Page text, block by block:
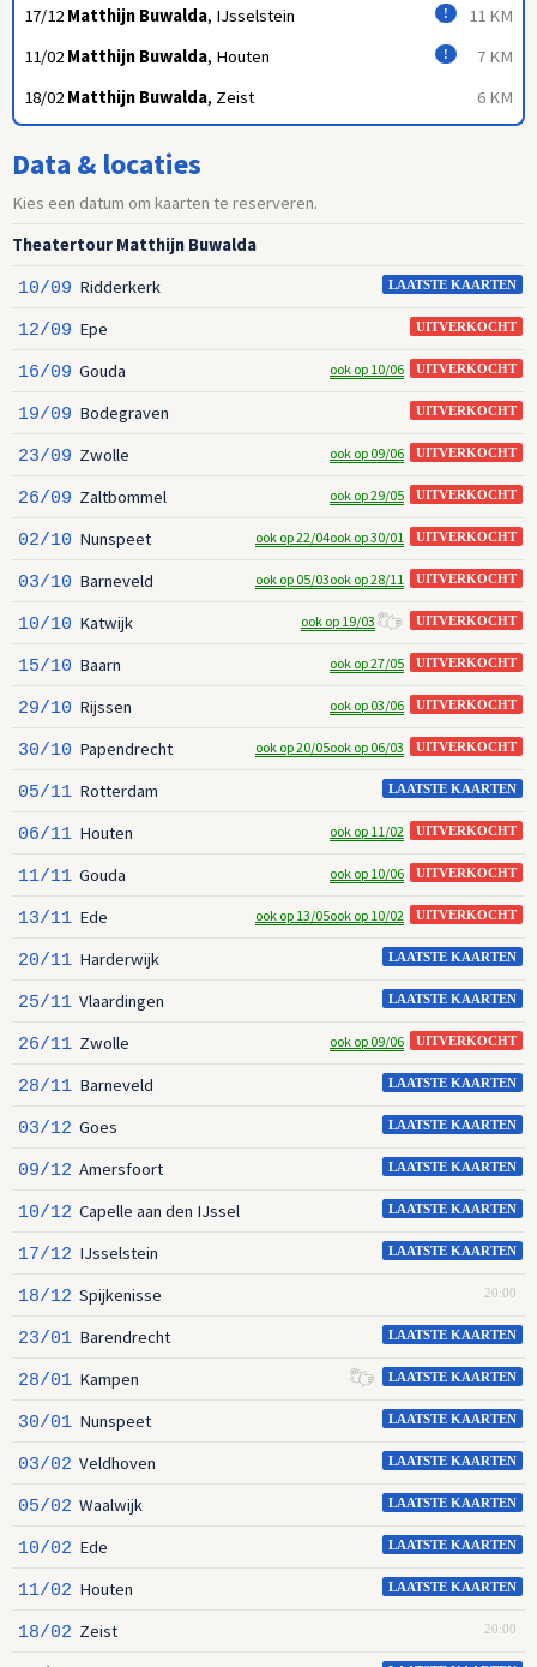
11 KM
!
17/12 Matthijn Buwalda, IJsselstein
7 KM
!
11/02 Matthijn Buwalda, Houten
6 KM
18/02 Matthijn Buwalda, Zeist
Data & locaties
Kies een datum om kaarten te reserveren.
Theatertour Matthijn Buwalda
LAATSTE KAARTEN
10/09 Ridderkerk
UITVERKOCHT
12/09 Epe
UITVERKOCHT
16/09 Gouda ook op 10/06
UITVERKOCHT
19/09 Bodegraven
UITVERKOCHT
23/09 Zwolle ook op 09/06
UITVERKOCHT
26/09 Zaltbommel ook op 29/05
UITVERKOCHT
02/10 Nunspeet ook op 30/01
ook op 22/04
UITVERKOCHT
03/10 Barneveld ook op 28/11
ook op 05/03
UITVERKOCHT
10/10 Katwijk ook op 19/03
UITVERKOCHT
15/10 Baarn ook op 27/05
UITVERKOCHT
29/10 Rijssen ook op 03/06
UITVERKOCHT
30/10 Papendrecht ook op 06/03
ook op 20/05
LAATSTE KAARTEN
05/11 Rotterdam
UITVERKOCHT
06/11 Houten ook op 11/02
UITVERKOCHT
11/11 Gouda ook op 10/06
UITVERKOCHT
13/11 Ede ook op 10/02
ook op 13/05
LAATSTE KAARTEN
20/11 Harderwijk
LAATSTE KAARTEN
25/11 Vlaardingen
UITVERKOCHT
26/11 Zwolle ook op 09/06
LAATSTE KAARTEN
28/11 Barneveld
LAATSTE KAARTEN
03/12 Goes
LAATSTE KAARTEN
09/12 Amersfoort
LAATSTE KAARTEN
10/12 Capelle aan den IJssel
LAATSTE KAARTEN
17/12 IJsselstein
20:00
18/12 Spijkenisse
LAATSTE KAARTEN
23/01 Barendrecht
LAATSTE KAARTEN
28/01 Kampen
LAATSTE KAARTEN
30/01 Nunspeet
LAATSTE KAARTEN
03/02 Veldhoven
LAATSTE KAARTEN
05/02 Waalwijk
LAATSTE KAARTEN
10/02 Ede
LAATSTE KAARTEN
11/02 Houten
20:00
18/02 Zeist